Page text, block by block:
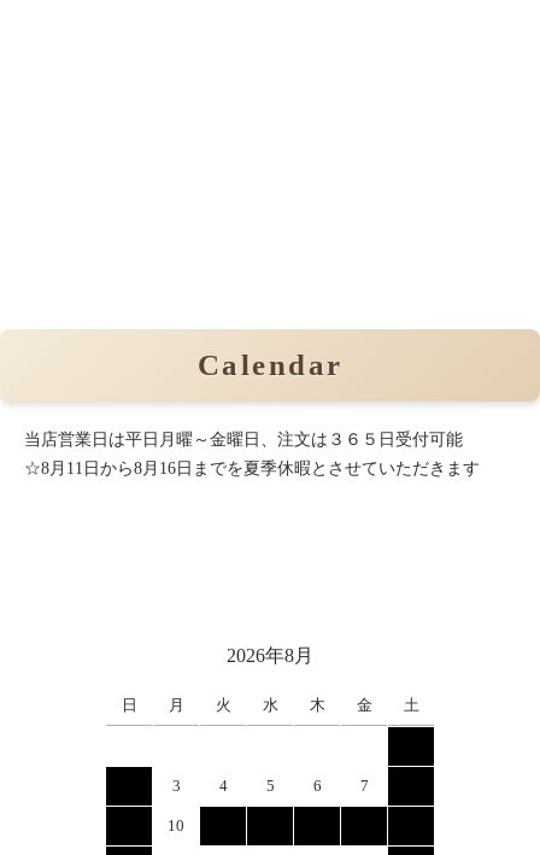
Calendar
当店営業日は平日月曜～金曜日、注文は３６５日受付可能
☆8月11日から8月16日までを夏季休暇とさせていただきます
2026年8月
日 月 火 水 木 金 土
3 4 5 6 7
10